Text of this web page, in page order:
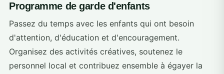
Programme de garde d'enfants
Passez du temps avec les enfants qui ont besoin
d'attention, d'éducation et d'encouragement.
Organisez des activités créatives, soutenez le
personnel local et contribuez ensemble à égayer la